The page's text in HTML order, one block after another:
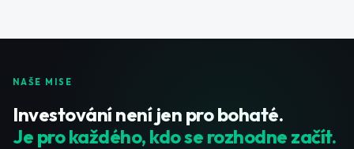
NAŠE MISE
Investování není jen pro bohaté.
Je pro každého, kdo se rozhodne začít.